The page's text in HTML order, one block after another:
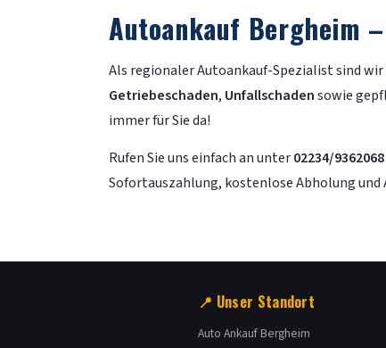
Autoankauf Bergheim
Als regionaler Autoankauf-Spezialist sind
Getriebeschaden, Unfallschadensowie
immer für Sie da!
Rufen Sie uns einfach an unter02234/9362068
Sofortauszahlung, kostenlose Abholung
📍 Unser Standort
Auto Ankauf Bergheim